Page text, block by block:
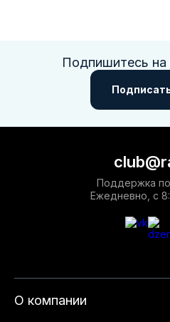
Подпишитесь на
О компании
Поддержка
Ежедневно, с